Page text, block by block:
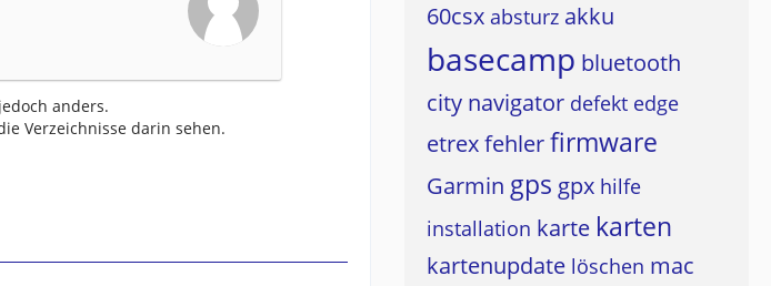
anders.
Verzeichnisse darin sehen.
60csx absturz akku
basecamp bluetooth
city navigator defekt edge
etrexfehlerfirmware
Garmin gps gpx hilfe
installation karte karten
kartenupdate löschen mac